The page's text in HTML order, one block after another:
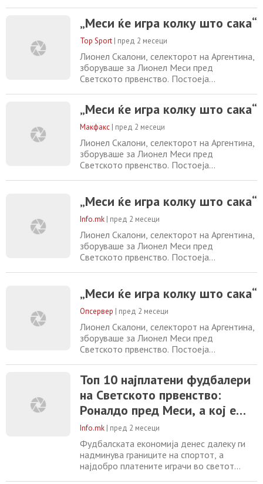
стравувања, дека капитенот нема да биде
подготвен за Светското првенство поради
повреда на мускулот, но за среќа на
Аргентинците, повредата што ја има не е
сериозна. Меси играше во пријателскиот
натпревар против
„Меси ќе игра колку што сака“
Top Sport | пред 2 месеци
Лионел Скалони, селекторот на Аргентина,
зборуваше за Лионел Меси пред
Светското првенство. Постоеја
подготвен за Светското првенство поради
повреда на мускулот, но за среќа на
Аргентинците, повредата што ја има не е
сериозна. Меси играше во пријателскиот
натпревар против Замбија и со гол ја
најави својата добра
„Меси ќе игра колку што сака“
Макфакс | пред 2 месеци
Лионел Скалони, селекторот на Аргентина,
зборуваше за Лионел Меси пред
Светското првенство. Постоеја
повреда на мускулот, но за среќа на
Аргентинците, повредата што ја има не е
сериозна. Меси играше во пријателскиот
натпревар против Замбија и со гол ја
најави својата добра
„Меси ќе игра колку што сака“
Info.mk | пред 2 месеци
Лионел Скалони, селекторот на Аргентина,
зборуваше за Лионел Меси пред
Светското првенство. Постоеја
повреда на мускулот, но за среќа на
Аргентинците, повредата што ја има не е
сериозна. Меси играше во пријателскиот
натпревар против Замбија и со гол ја
најави својата добра
„Меси ќе игра колку што сака“
Опсервер | пред 2 месеци
Лионел Скалони, селекторот на Аргентина,
зборуваше за Лионел Меси пред
Светското првенство. Постоеја
повреда на мускулот, но за среќа на
Аргентинците, повредата што ја има не е
сериозна. Меси играше во пријателскиот
натпревар против Замбија и со гол ја
најави својата добра
Топ 10 најплатени фудбалери
на Светското првенство:
Роналдо пред Меси, а кој е
трет?
Info.mk | пред 2 месеци
Фудбалската економија денес далеку ги
надминува границите на спортот, а
најдобро платените играчи во светот